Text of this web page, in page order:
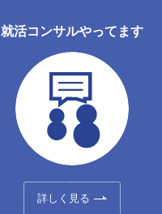
就活コンサルやってます
詳しく見る